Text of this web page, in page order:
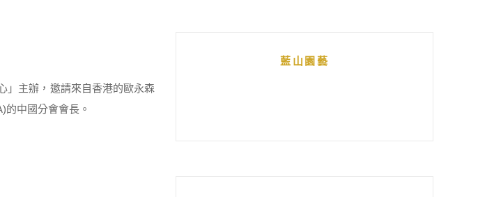
主辦，邀請來自香港的歐永森
的中國分會會長。
藍山園藝